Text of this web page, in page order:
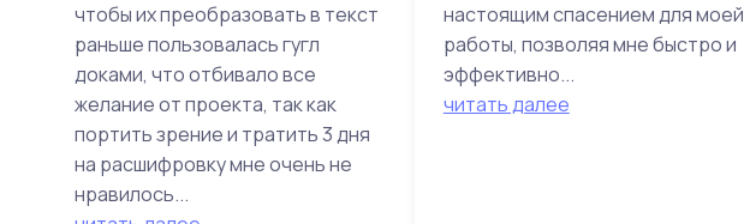
чтобы их преобразовать в текст
раньше пользовалась гугл
доками, что отбивало все
желание от проекта, так как
портить зрение и тратить 3 дня
на расшифровку мне очень не
нравилось...
настоящим спасением для моей
работы, позволяя мне быстро и
эффективно...
читать далее